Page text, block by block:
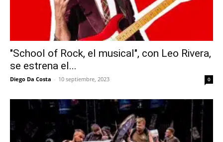
"School of Rock, el musical", con Leo Rivera,
se estrena el...
Diego Da Costa - 10 septiembre, 2023 0